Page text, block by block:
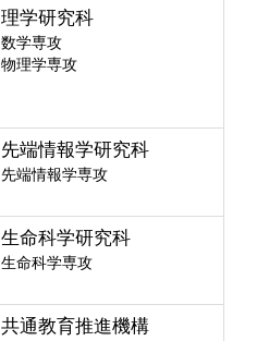
理学研究科
数学専攻
物理学専攻
先端情報学研究科
先端情報学専攻
生命科学研究科
生命科学専攻
共通教育推進機構